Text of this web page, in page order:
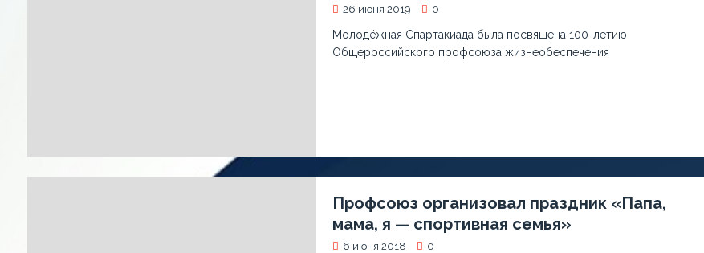
26 июня 2019 0
Молодёжная Спартакиада была посвящена 100-летию
Общероссийского профсоюза жизнеобеспечения
Профсоюз организовал праздник «Папа,
мама, я — спортивная семья»
6 июня 2018 0